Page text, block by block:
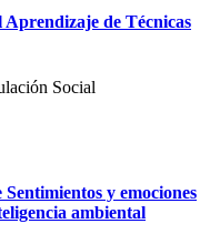
de Técnicas
Social
y emociones
ambiental